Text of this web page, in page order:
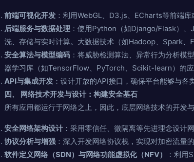
前端可视化开发 ：利用WebGL、D3.js、ECharts等前端
后端服务与数据处理 ：使用Python（如Django/Flask）
洗、存储与实时计算。大数据技术（如Hadoop、Spark、
安全算法与模型编码 ：将威胁检测算法、异常行为分析模
器学习库（如TensorFlow、PyTorch、Scikit-learn）的应
API与集成开发 ：设计开放的API接口，确保平台能够与各
四、 网络技术开发与设计：构建安全基石
所有应用都运行于网络之上，因此，底层网络技术的开发
安全网络架构设计 ：采用零信任、微隔离等先进理念设计
协议分析与增强 ：深入开发网络协议栈，实现对加密流量
软件定义网络（SDN）与网络功能虚拟化（NFV）
：利用